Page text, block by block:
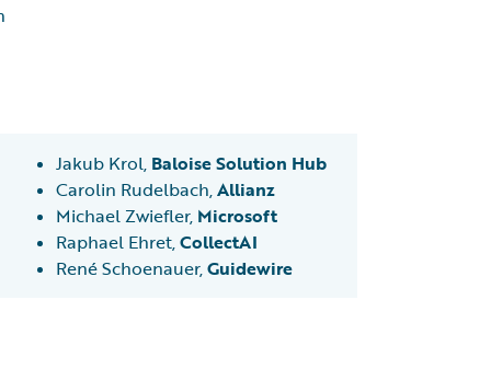
Jakub Krol, Baloise Solution Hub
Carolin Rudelbach,Allianz
Michael Zwiefler, Microsoft
Raphael Ehret,CollectAI
René Schoenauer,Guidewire